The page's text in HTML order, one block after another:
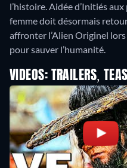
l’histoire. Aidée d’Initiés
femme doit désormais
affronter l’Alien Originel
pour sauver l’humanité.
VIDEOS: TRAILERS,